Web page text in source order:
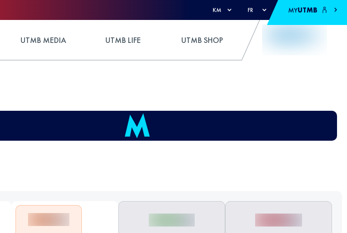
KM FR MYUTMB
UTMB MEDIA UTMB LIFE UTMB SHOP